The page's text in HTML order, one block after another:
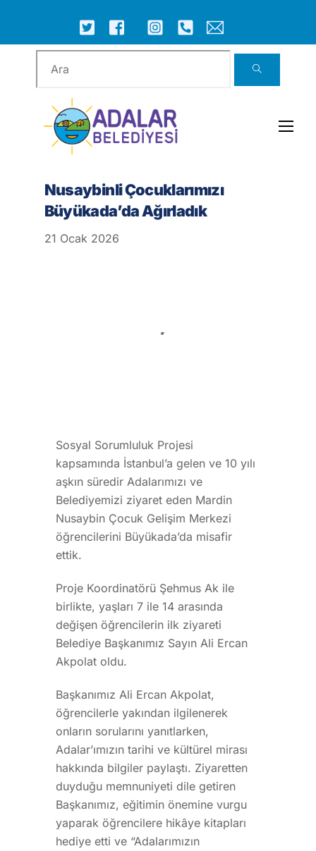
content
ICON
LABEL
ICON
LABEL
ICON
ICON
LABEL
ICON
LABEL
ICON
LABEL
Nusaybinli Çocuklarımızı
Büyükada’da Ağırladık
21 Ocak 2026
Sosyal Sorumluluk Projesi
kapsamında İstanbul’a gelen ve 10 yılı
aşkın süredir Adalarımızı ve
Belediyemizi ziyaret eden Mardin
Nusaybin Çocuk Gelişim Merkezi
öğrencilerini Büyükada’da misafir
ettik.
Proje Koordinatörü Şehmus Ak ile
birlikte, yaşları 7 ile 14 arasında
değişen öğrencilerin ilk ziyareti
Belediye Başkanımız Sayın Ali Ercan
Akpolat oldu.
Başkanımız Ali Ercan Akpolat,
öğrencilerle yakından ilgilenerek
onların sorularını yanıtlarken,
Adalar’ımızın tarihi ve kültürel mirası
hakkında bilgiler paylaştı. Ziyaretten
duyduğu memnuniyeti dile getiren
Başkanımız, eğitimin önemine vurgu
yaparak öğrencilere hikâye kitapları
hediye etti ve “Adalarımızın